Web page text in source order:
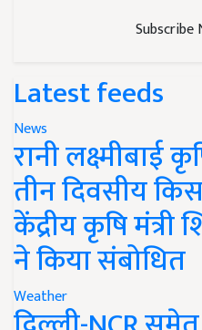
Latest feeds
News
रानी लक्ष्मीबाई
तीन दिवसीय
केंद्रीय कृषि मंत्री
ने किया संबोधित
Weather